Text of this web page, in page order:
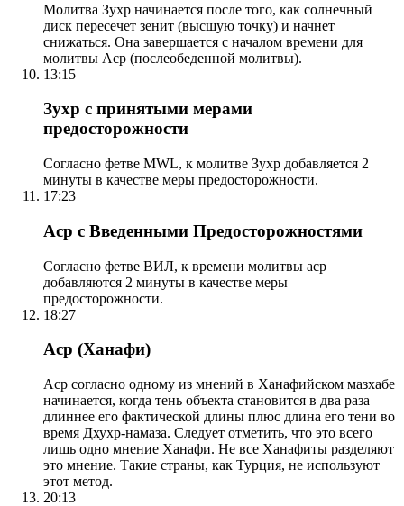
Молитва Зухр начинается после того, как солнечный
диск пересечет зенит (высшую точку) и начнет
снижаться. Она завершается с началом времени для
молитвы Аср (послеобеденной молитвы).
13:15
Зухр с принятыми мерами
предосторожности
Согласно фетве MWL, к молитве Зухр добавляется 2
минуты в качестве меры предосторожности.
17:23
Аср с Введенными Предосторожностями
Согласно фетве ВИЛ, к времени молитвы аср
добавляются 2 минуты в качестве меры
предосторожности.
18:27
Аср (Ханафи)
Аср согласно одному из мнений в Ханафийском мазхабе
начинается, когда тень объекта становится в два раза
длиннее его фактической длины плюс длина его тени во
время Дхухр-намаза. Следует отметить, что это всего
лишь одно мнение Ханафи. Не все Ханафиты разделяют
это мнение. Такие страны, как Турция, не используют
этот метод.
20:13